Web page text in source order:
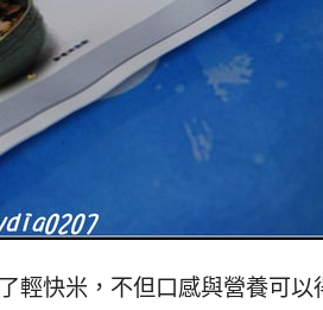
輕快米，不但口感與營養可以